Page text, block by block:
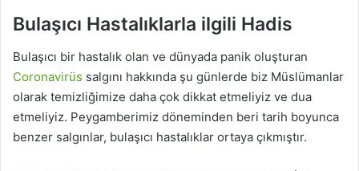
Bulaşıcı Hastalıklarla ilgili Hadis
Bulaşıcı bir hastalık olan ve dünyada panik oluşturan
Coronavirüs salgını hakkında şu günlerde biz Müslümanlar
olarak temizliğimize daha çok dikkat etmeliyiz ve dua
etmeliyiz. Peygamberimiz döneminden beri tarih boyunca
benzer salgınlar, bulaşıcı hastalıklar ortaya çıkmıştır.